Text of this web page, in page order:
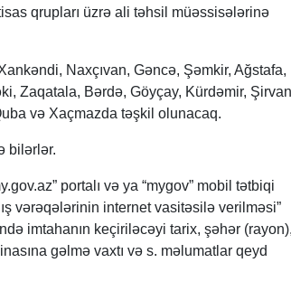
qrupları üzrə ali təhsil müəssisələrinə
Naxçıvan, Gəncə, Şəmkir, Ağstafa,
Zaqatala, Bərdə, Göyçay, Kürdəmir,
və Xaçmazda təşkil olunacaq.
bilərlər.
portalı və ya “mygov” mobil tətbiqi
vərəqələrinin internet vasitəsilə verilməsi”
imtahanın keçiriləcəyi tarix, şəhər (rayon),
gəlmə vaxtı və s. məlumatlar qeyd